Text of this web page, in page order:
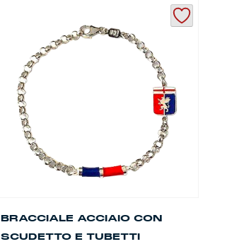
BRACCIALE ACCIAIO CON
SCUDETTO E TUBETTI